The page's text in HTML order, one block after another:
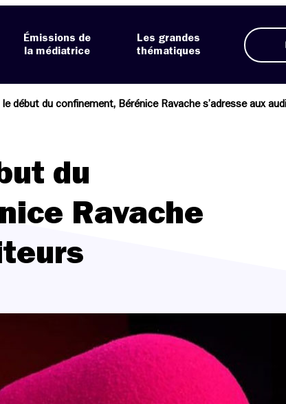
Émissions de
la médiatrice
Les grandes
thématiques
début du confinement, Bérénice Ravache s’adresse aux
du
Ravache